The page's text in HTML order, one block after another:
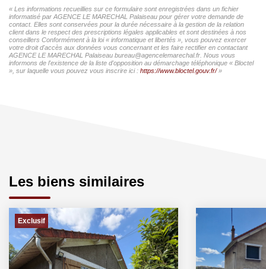
« Les informations recueillies sur ce formulaire sont enregistrées dans un fichier
informatisé par AGENCE LE MARECHAL Palaiseau pour gérer votre demande de
contact. Elles sont conservées pour la durée nécessaire à la gestion de la relation
client dans le respect des prescriptions légales applicables et sont destinées à nos
conseillers Conformément à la loi « informatique et libertés », vous pouvez exercer
votre droit d'accès aux données vous concernant et les faire rectifier en contactant
AGENCE LE MARECHAL Palaiseau bureau@agencelemarechal.fr. Nous vous
informons de l'existence de la liste d'opposition au démarchage téléphonique « Bloctel
», sur laquelle vous pouvez vous inscrire ici : https://www.bloctel.gouv.fr/»
Les biens similaires
Exclusif